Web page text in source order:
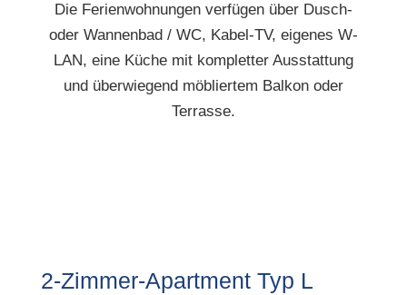
Die Ferienwohnungen verfügen über Dusch-
oder Wannenbad / WC, Kabel-TV, eigenes W-
LAN, eine Küche mit kompletter Ausstattung
und überwiegend möbliertem Balkon oder
Terrasse.
2-Zimmer-Apartment Typ L